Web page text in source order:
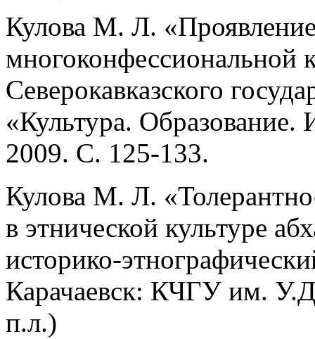
Кулова М. Л.
многоконфессиональной
Северокавказского
«Культура.
2009. С. 125-133.
Кулова М. Л.
в этнической культуре
историко-
Карачаевск: КЧГУ им.
п.л.)